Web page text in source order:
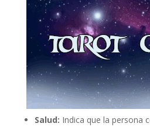
Salud: Indica que la persona